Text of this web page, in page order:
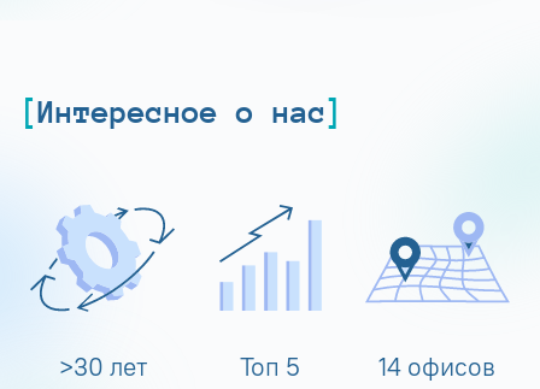
Интересное о нас
>30 лет Топ 5 14 офисов